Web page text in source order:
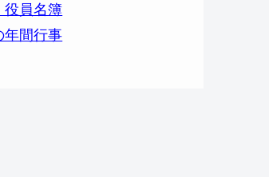
役員名簿
年間行事